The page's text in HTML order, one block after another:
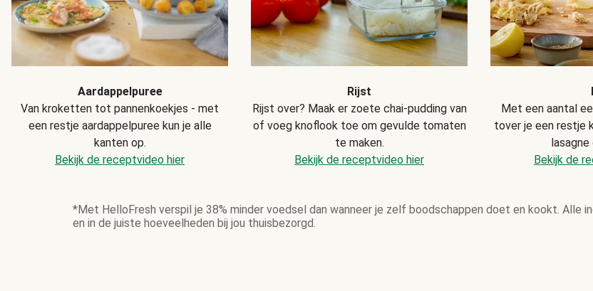
Aardappelpuree
Van kroketten tot pannenkoekjes - met
een restje aardappelpuree kun je alle
kanten op.
Bekijk de receptvideo hier
Rijst
Rijst over? Maak er zoete chai-pudding van
of voeg knoflook toe om gevulde tomaten
te maken.
Bekijk de receptvideo hier
Met een aantal
tover je een restje
Bekijk de
*Met HelloFresh verspil je 38% minder voedsel dan wanneer je zelf boodschappen doet en kookt. Alle
en in de juiste hoeveelheden bij jou thuisbezorgd.